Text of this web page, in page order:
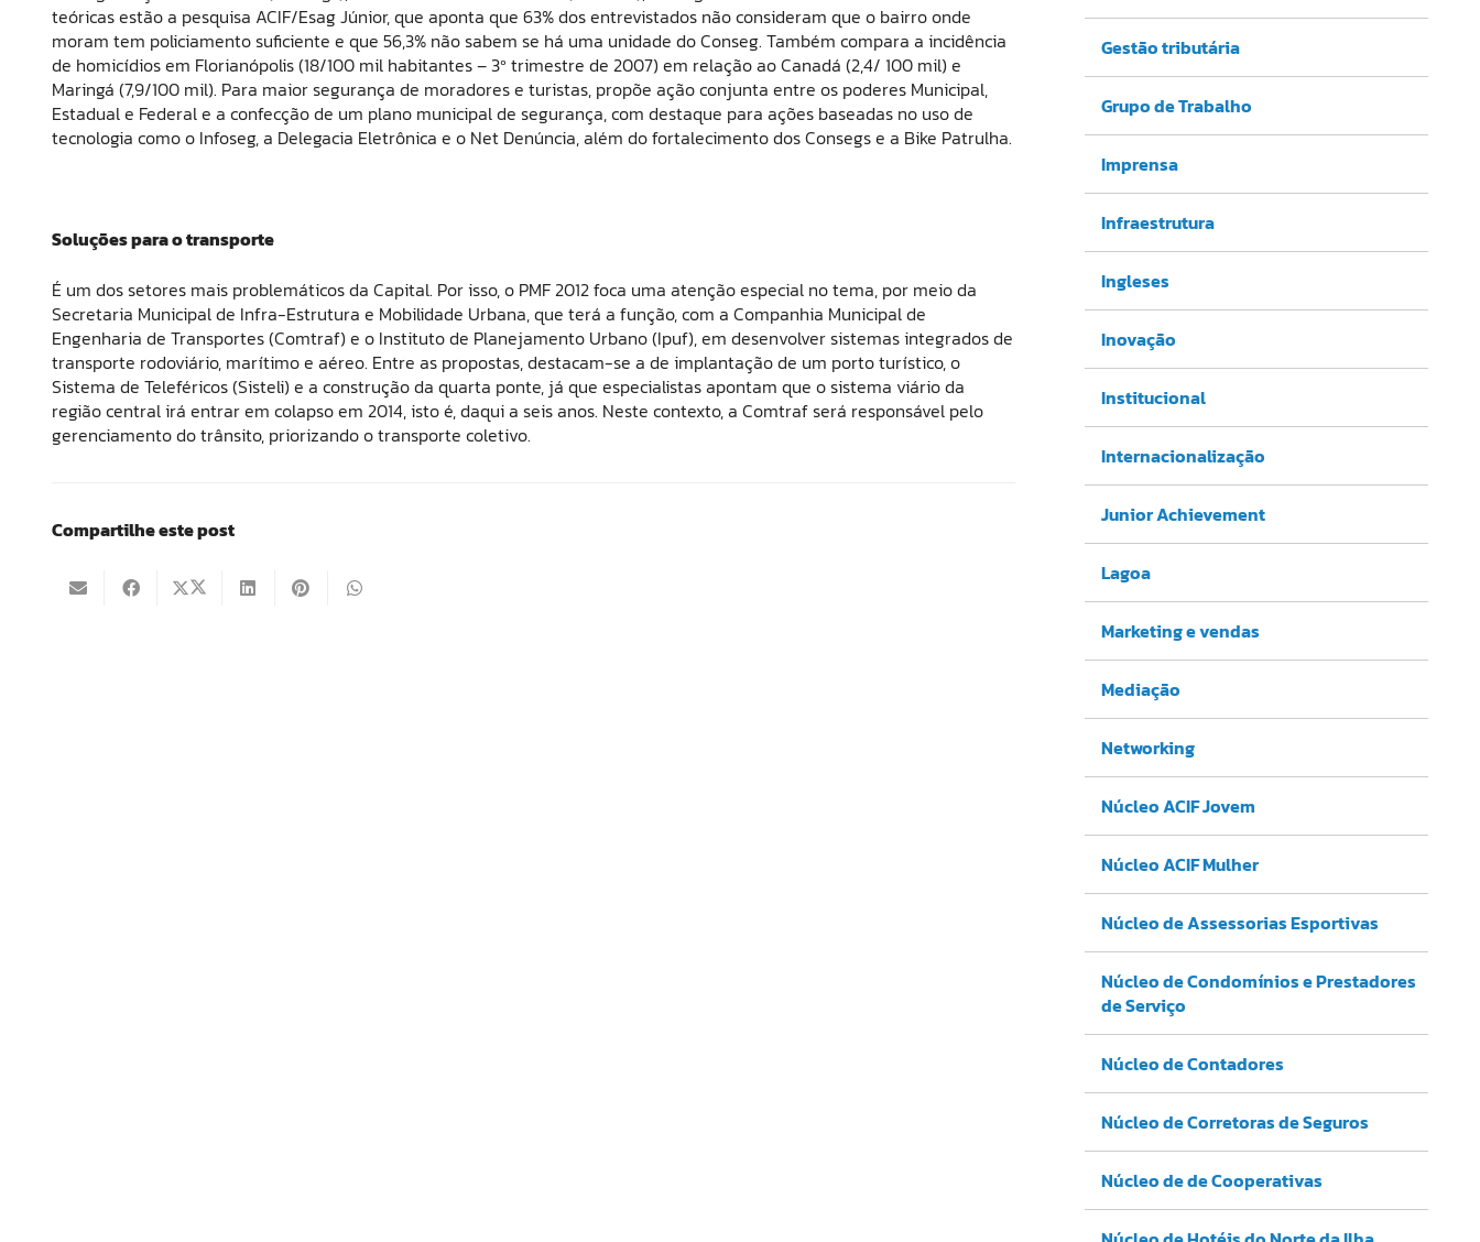
teóricas estão a pesquisa ACIF/Esag Júnior, que aponta que 63% dos entrevistados não consideram que o bairro onde
moram tem policiamento suficiente e que 56,3% não sabem se há uma unidade do Conseg. Também compara a incidência
de homicídios em Florianópolis (18/100 mil habitantes – 3º trimestre de 2007) em relação ao Canadá (2,4/ 100 mil) e
Maringá (7,9/100 mil). Para maior segurança de moradores e turistas, propõe ação conjunta entre os poderes Municipal,
Estadual e Federal e a confecção de um plano municipal de segurança, com destaque para ações baseadas no uso de
tecnologia como o Infoseg, a Delegacia Eletrônica e o Net Denúncia, além do fortalecimento dos Consegs e a Bike Patrulha.
Soluções para o transporte
É um dos setores mais problemáticos da Capital. Por isso, o PMF 2012 foca uma atenção especial no tema, por meio da
Secretaria Municipal de Infra-Estrutura e Mobilidade Urbana, que terá a função, com a Companhia Municipal de
Engenharia de Transportes (Comtraf) e o Instituto de Planejamento Urbano (Ipuf), em desenvolver sistemas integrados de
transporte rodoviário, marítimo e aéreo. Entre as propostas, destacam-se a de implantação de um porto turístico, o
Sistema de Teleféricos (Sisteli) e a construção da quarta ponte, já que especialistas apontam que o sistema viário da
região central irá entrar em colapso em 2014, isto é, daqui a seis anos. Neste contexto, a Comtraf será responsável pelo
gerenciamento do trânsito, priorizando o transporte coletivo.
Compartilhe este post
Gestão tributária
Grupo de Trabalho
Imprensa
Infraestrutura
Ingleses
Inovação
Institucional
Internacionalização
Junior Achievement
Lagoa
Marketing e vendas
Mediação
Networking
Núcleo ACIF Jovem
Núcleo ACIF Mulher
Núcleo de Assessorias Esportivas
Núcleo de Condomínios e Prestadores
de Serviço
Núcleo de Contadores
Núcleo de Corretoras de Seguros
Núcleo de de Cooperativas